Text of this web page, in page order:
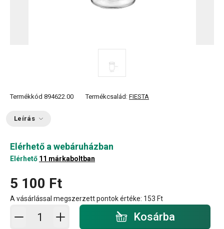
Termékkód 894622.00 Termékcsalád: FIESTA
Leírás
Elérhető a webáruházban
Elérhető 11 márkaboltban
5 100 Ft
A vásárlással megszerzett pontok értéke: 153 Ft
Kosárba - mennyiség Kosárba